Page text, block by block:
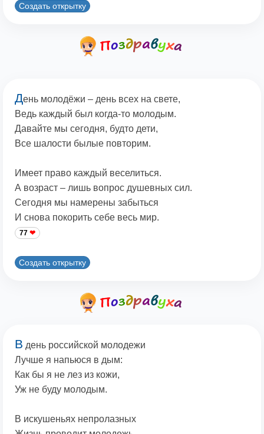
Создать открытку
День молодёжи – день всех на свете,
Ведь каждый был когда-то молодым.
Давайте мы сегодня, будто дети,
Все шалости былые повторим.
Имеет право каждый веселиться.
А возраст – лишь вопрос душевных сил.
Сегодня мы намерены забыться
И снова покорить себе весь мир.
77
Создать открытку
В день российской молодежи
Лучше я напьюся в дым:
Как бы я не лез из кожи,
Уж не буду молодым.
В искушеньях непролазных